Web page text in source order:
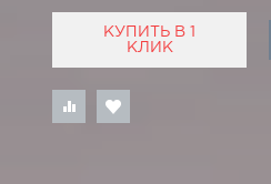
КУПИТЬ В 1
КЛИК